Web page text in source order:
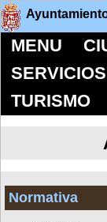
MENU
SERVICIOS
TURISMO
Normativa